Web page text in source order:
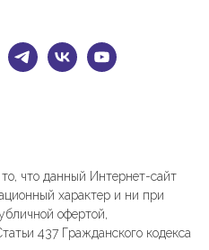
что данный Интернет-сайт
характер и ни при
офертой,
437 Гражданского кодекса